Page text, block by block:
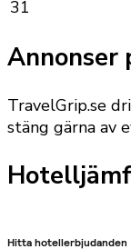
31
Annonser
TravelGrip.se
stäng gärna av